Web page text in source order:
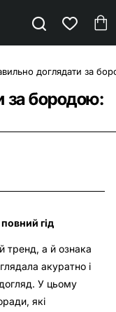
за бородою:
доглядати за
гід
тренд, а й ознака
акуратно і
У цьому
які